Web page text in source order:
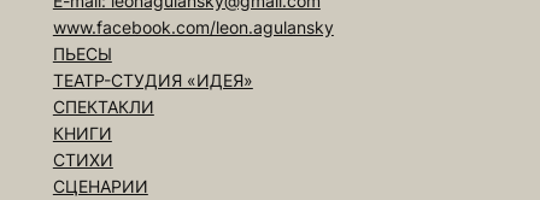
www.facebook.com/leon.agulansky
ПЬЕСЫ
ТЕАТР-СТУДИЯ «ИДЕЯ»
СПЕКТАКЛИ
КНИГИ
СТИХИ
СЦЕНАРИИ